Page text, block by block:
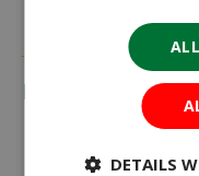
Recensies
DETAILS